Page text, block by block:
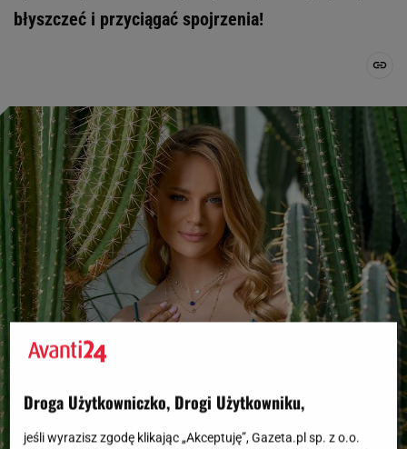
błyszczeć i przyciągać spojrzenia!
Droga Użytkowniczko, Drogi Użytkowniku,
jeśli wyrazisz zgodę klikając „Akceptuję”, Gazeta.pl sp. z o.o.